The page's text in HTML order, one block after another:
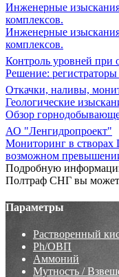
Инженерные
комплексов.
Инженерные
комплексов.
Контроль уровней при
Решение:
Откачки, наливы,
Геологические
Обзор
АО "Ленгидропроект"
Мониторинг в створах
возможном
Подробную
Полтраф СНГ вы
Параметры
Растворенный
Ph/ОВП
Аммоний
Мутность /